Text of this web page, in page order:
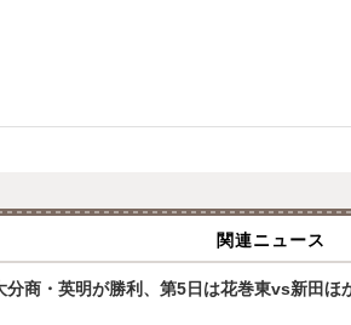
関連ニュース
商・英明が勝利、第5日は花巻東vs新田ほ